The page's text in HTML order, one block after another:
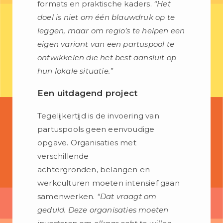
formats en praktische kaders. “Het
doel is niet om één blauwdruk op te
leggen, maar om regio’s te helpen een
eigen variant van een partuspool te
ontwikkelen die het best aansluit op
hun lokale situatie.”
Een uitdagend project
Tegelijkertijd is de invoering van
partuspools geen eenvoudige
opgave. Organisaties met
verschillende
achtergronden, belangen en
werkculturen moeten intensief gaan
samenwerken. “Dat vraagt om
geduld. Deze organisaties moeten